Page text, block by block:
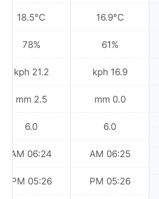
16.9°C
61%
16.9 kph
0.0 mm
6.0
06:25 AM
05:26 PM
18.5°C
78%
21.2 kph
2.5 mm
6.0
06:24 AM
05:26 PM